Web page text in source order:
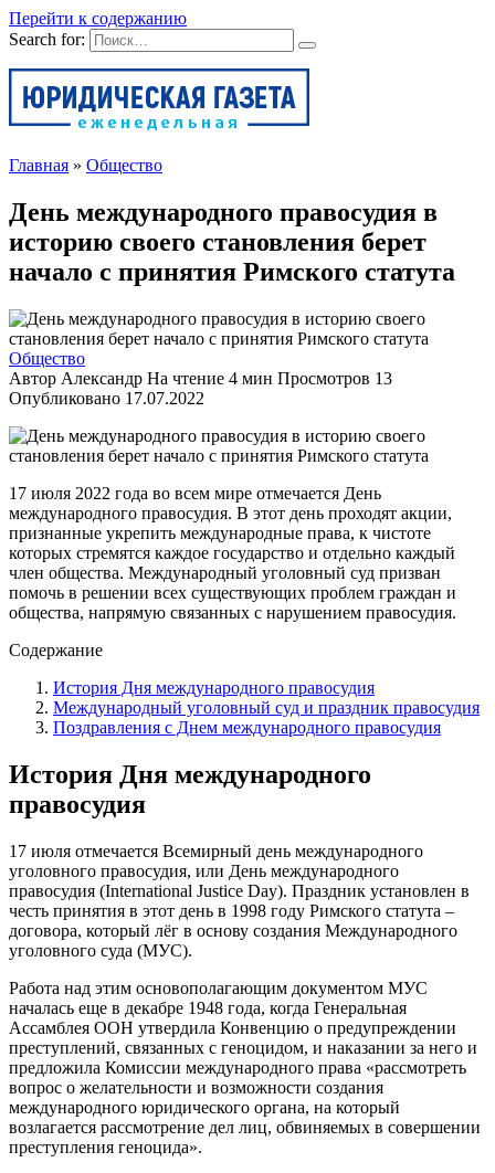
Перейти к содержанию
Search for:
Главная » Общество
День международного правосудия в
историю своего становления берет
начало с принятия Римского статута
Общество
Автор Александр На чтение 4 мин Просмотров 13
Опубликовано 17.07.2022
17 июля 2022 года во всем мире отмечается День
международного правосудия. В этот день проходят акции,
признанные укрепить международные права, к чистоте
которых стремятся каждое государство и отдельно каждый
член общества. Международный уголовный суд призван
помочь в решении всех существующих проблем граждан и
общества, напрямую связанных с нарушением правосудия.
Содержание
История Дня международного правосудия
Международный уголовный суд и праздник правосудия
Поздравления с Днем международного правосудия
История Дня международного
правосудия
17 июля отмечается Всемирный день международного
уголовного правосудия, или День международного
правосудия (International Justice Day). Праздник установлен в
честь принятия в этот день в 1998 году Римского статута –
договора, который лёг в основу создания Международного
уголовного суда (МУС).
Работа над этим основополагающим документом МУС
началась еще в декабре 1948 года, когда Генеральная
Ассамблея ООН утвердила Конвенцию о предупреждении
преступлений, связанных с геноцидом, и наказании за него и
предложила Комиссии международного права «рассмотреть
вопрос о желательности и возможности создания
международного юридического органа, на который
возлагается рассмотрение дел лиц, обвиняемых в совершении
преступления геноцида».